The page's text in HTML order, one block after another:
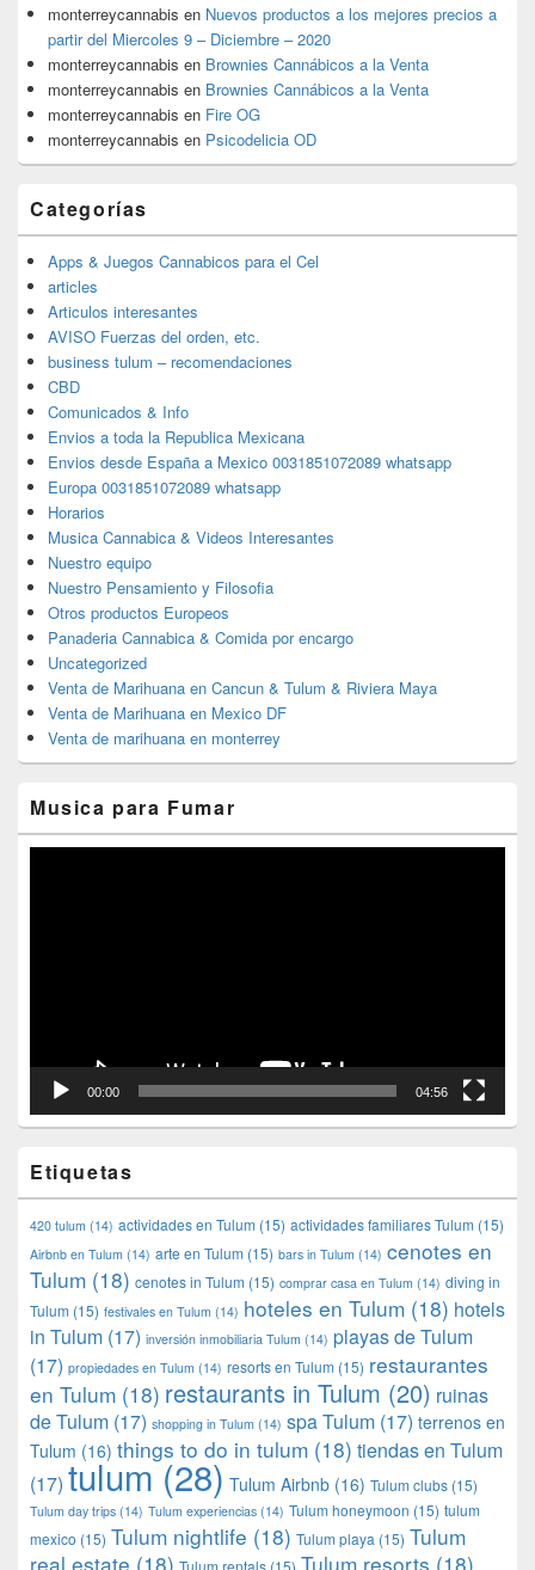
monterreycannabis en Nuevos productos a los mejores precios a
partir del Miercoles 9 – Diciembre – 2020
monterreycannabis en Brownies Cannábicos a la Venta
monterreycannabis en Brownies Cannábicos a la Venta
monterreycannabis en Fire OG
monterreycannabis en Psicodelicia OD
Categorías
Apps & Juegos Cannabicos para el Cel
articles
Articulos interesantes
AVISO Fuerzas del orden, etc.
business tulum – recomendaciones
CBD
Comunicados & Info
Envios a toda la Republica Mexicana
Envios desde España a Mexico 0031851072089 whatsapp
Europa 0031851072089 whatsapp
Horarios
Musica Cannabica & Videos Interesantes
Nuestro equipo
Nuestro Pensamiento y Filosofia
Otros productos Europeos
Panaderia Cannabica & Comida por encargo
Uncategorized
Venta de Marihuana en Cancun & Tulum & Riviera Maya
Venta de Marihuana en Mexico DF
Venta de marihuana en monterrey
Musica para Fumar
00:00 04:56
Etiquetas
420 tulum (14) actividades en Tulum (15) actividades familiares Tulum (15)
Airbnb en Tulum (14) arte en Tulum (15) bars in Tulum (14) cenotes en
Tulum (18) cenotes in Tulum (15) comprar casa en Tulum (14) diving in
Tulum (15) festivales en Tulum (14) hoteles en Tulum (18) hotels
in Tulum (17) inversión inmobiliaria Tulum (14) playas de Tulum
(17) propiedades en Tulum (14) resorts en Tulum (15) restaurantes
en Tulum (18) restaurants in Tulum (20) ruinas
de Tulum (17) shopping in Tulum (14) spa Tulum (17) terrenos en
Tulum (16) things to do in tulum (18) tiendas en Tulum
(17) tulum(28) Tulum Airbnb (16) Tulum clubs (15)
Tulum day trips (14) Tulum experiencias (14) Tulum honeymoon (15) tulum
mexico (15) Tulum nightlife (18) Tulum playa (15) Tulum
real estate (18) Tulum rentals (15) Tulum resorts (18)